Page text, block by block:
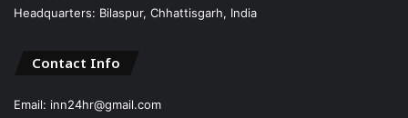
Headquarters: Bilaspur, Chhattisgarh, India
Contact Info
Email: inn24hr@gmail.com